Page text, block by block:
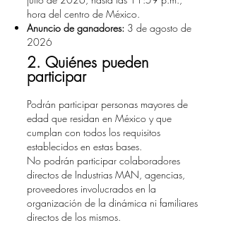
hora del centro de México.
Anuncio de ganadores: 3 de agosto de
2026
2. Quiénes pueden
participar
Podrán participar personas mayores de
edad que residan en México y que
cumplan con todos los requisitos
establecidos en estas bases.
No podrán participar colaboradores
directos de Industrias MAN, agencias,
proveedores involucrados en la
organización de la dinámica ni familiares
directos de los mismos.